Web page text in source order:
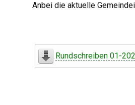
Anbei die aktuelle
Rundschreiben 01-